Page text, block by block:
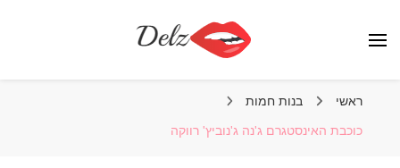
ראשי בנות חמות
כוכבת האינסטגרם ג'נה ג'נוביץ' רווקה